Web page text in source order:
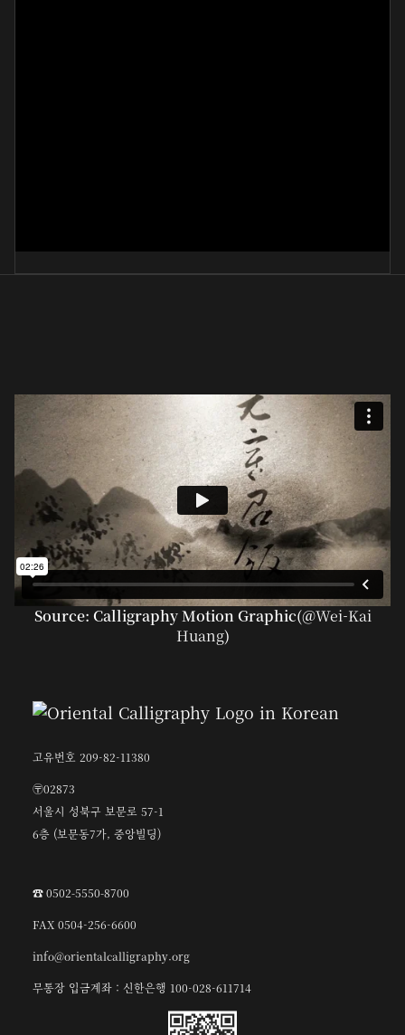
Source: Calligraphy Motion Graphic(@Wei-Kai
Huang)
고유번호 209-82-11380
〶02873
서울시 성북구 보문로 57-1
6층 (보문동7가, 중앙빌딩)
☎︎ 0502-5550-8700
FAX 0504-256-6600
info@orientalcalligraphy.org
무통장 입금계좌 : 신한은행 100-028-611714